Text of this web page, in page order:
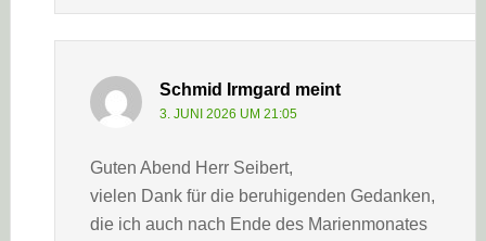
Schmid Irmgard meint
3. JUNI 2026 UM 21:05
Guten Abend Herr Seibert,
vielen Dank für die beruhigenden Gedanken,
die ich auch nach Ende des Marienmonates